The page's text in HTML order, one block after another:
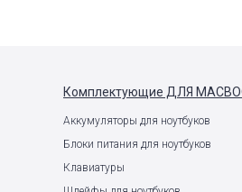
Комплектующие ДЛЯ
Аккумуляторы для ноутбуков
Блоки питания для ноутбуков
Клавиатуры